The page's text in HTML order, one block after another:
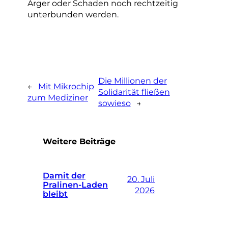
Ärger oder Schaden noch rechtzeitig
unterbunden werden.
←
Mit Mikrochip
zum Mediziner
Die Millionen der
Solidarität fließen
sowieso
→
Weitere Beiträge
Damit der
Pralinen-Laden
bleibt
20. Juli
2026